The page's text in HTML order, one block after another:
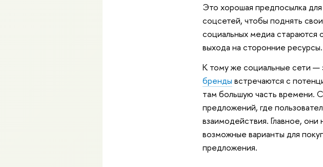
Это хорошая предпосылка
соцсетей, чтобы поднять
социальных медиа стараются
выхода на сторонние ресурсы.
К тому же социальные сети —
бренды встречаются с
там большую часть времени.
предложений, где
взаимодействия. Главное,
возможные варианты для
предложения.